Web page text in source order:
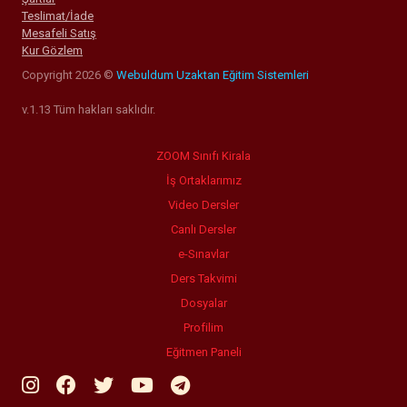
Teslimat/İade
Mesafeli Satış
Kur Gözlem
Copyright 2026 © Webuldum Uzaktan Eğitim Sistemleri
v.1.13 Tüm hakları saklıdır.
ZOOM Sınıfı Kirala
İş Ortaklarımız
Video Dersler
Canlı Dersler
e-Sınavlar
Ders Takvimi
Dosyalar
Profilim
Eğitmen Paneli